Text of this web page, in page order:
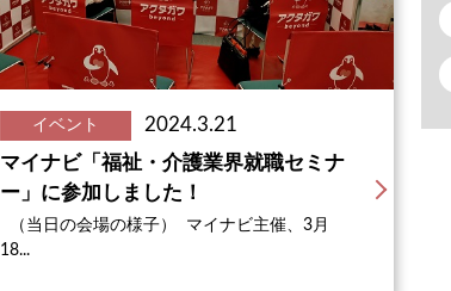
イベント
2024.3.21
マイナビ「福祉・介護業界就職セミナ
ー」に参加しました！
（当日の会場の様子） マイナビ主催、3月
18...